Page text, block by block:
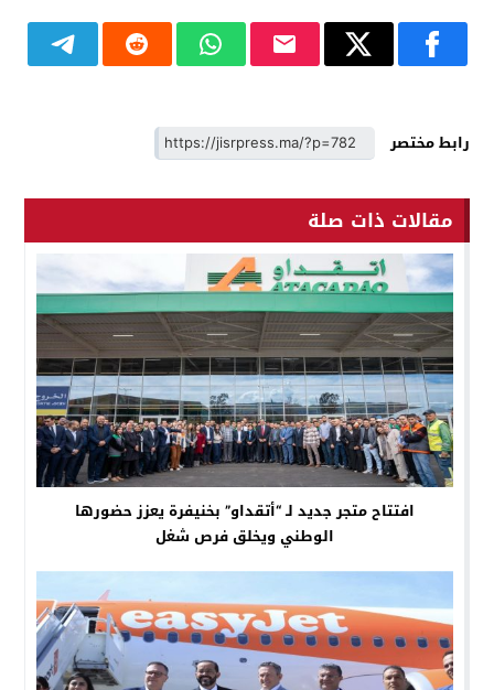
رابط مختصر
مقالات ذات صلة
افتتاح متجر جديد لـ “أتقداو” بخنيفرة يعزز حضورها
الوطني ويخلق فرص شغل